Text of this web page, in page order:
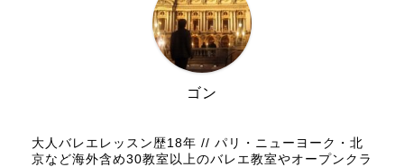
ゴン
大人バレエレッスン歴18年 // パリ・ニューヨーク・北
京など海外含め30教室以上のバレエ教室やオープンクラ